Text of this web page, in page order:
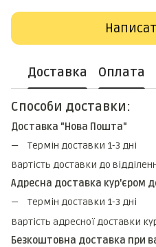
Доставка Оплата
Способи доставки:
Доставка "Нова Пошта"
Термін доставки 1-3 дні
Вартість доставки до
Адресна доставка кур'єром
Термін доставки 1-3 дні
Вартість адресної доставки
Безкоштовна доставка при